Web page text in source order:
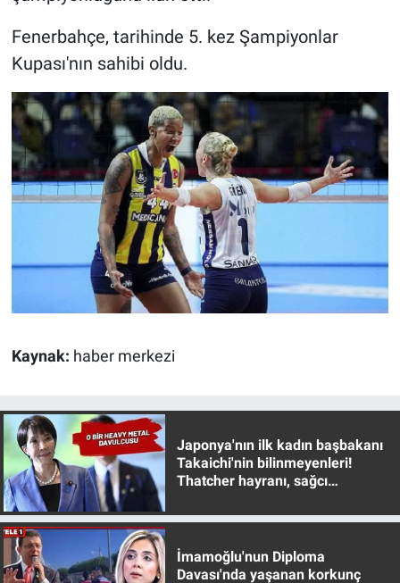
Fenerbahçe, tarihinde 5. kez Şampiyonlar
Kupası'nın sahibi oldu.
Kaynak: haber merkezi
Japonya'nın ilk kadın başbakanı
Takaichi'nin bilinmeyenleri!
Thatcher hayranı, sağcı
İmamoğlu'nun Diploma
Davası'nda yaşanan korkunç